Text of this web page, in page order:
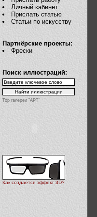
Личный кабинет
Прислать статью
Статьи по искусству
Партнёрские проекты:
Фрески
Поиск иллюстраций:
Top галереи "АРТ"
Как создаётся эффект 3D?